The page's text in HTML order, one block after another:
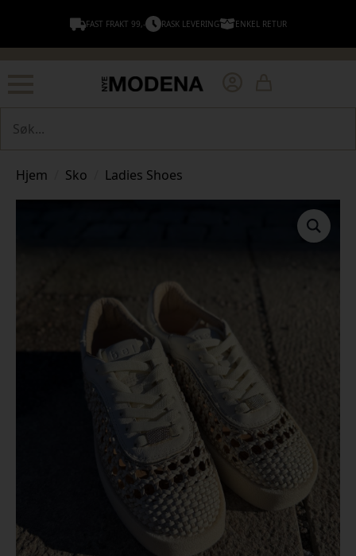
FAST FRAKT 99,- RASK LEVERING ENKEL RETUR
Hjem Sko Ladies Shoes